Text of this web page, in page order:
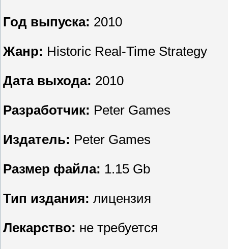
Год выпуска: 2010
Жанр: Historic Real-Time Strategy
Дата выхода: 2010
Разработчик: Peter Games
Издатель: Peter Games
Размер файла: 1.15 Gb
Тип издания: лицензия
Лекарство: не требуется